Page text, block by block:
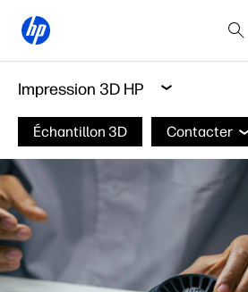
Impression 3D HP
Échantillon 3D Contacter